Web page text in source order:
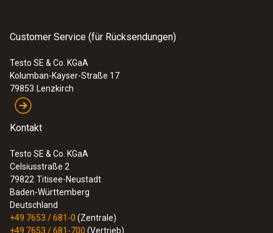
Customer Service (für Rücksendungen)
Testo SE & Co. KGaA
Kolumban-Kayser-Straße 17
79853 Lenzkirch
Kontakt
Testo SE & Co. KGaA
Celsiusstraße 2
79822 Titisee-Neustadt
Baden-Württemberg
Deutschland
+49 7653 / 681-0 (Zentrale)
+49 7653 / 681-700 (Vertrieb)